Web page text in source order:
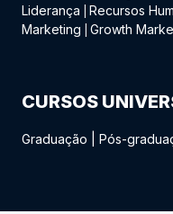
Liderança
Recursos
Marketing
Growth
CURSOS
Graduação Pós-